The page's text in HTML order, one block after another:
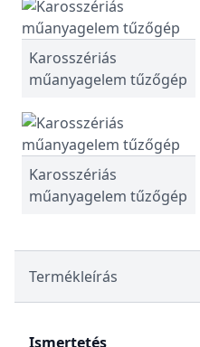
Karosszériás
műanyagelem tűzőgép
Karosszériás
műanyagelem tűzőgép
Termékleírás
Ismertetés